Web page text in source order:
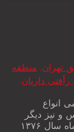
تهران, منطقه
داریان
انواع
و نیز دیگر
اوراق بهادار ایران، در تاریخ هفدهم تیر ماه سال ۱۳۷۶